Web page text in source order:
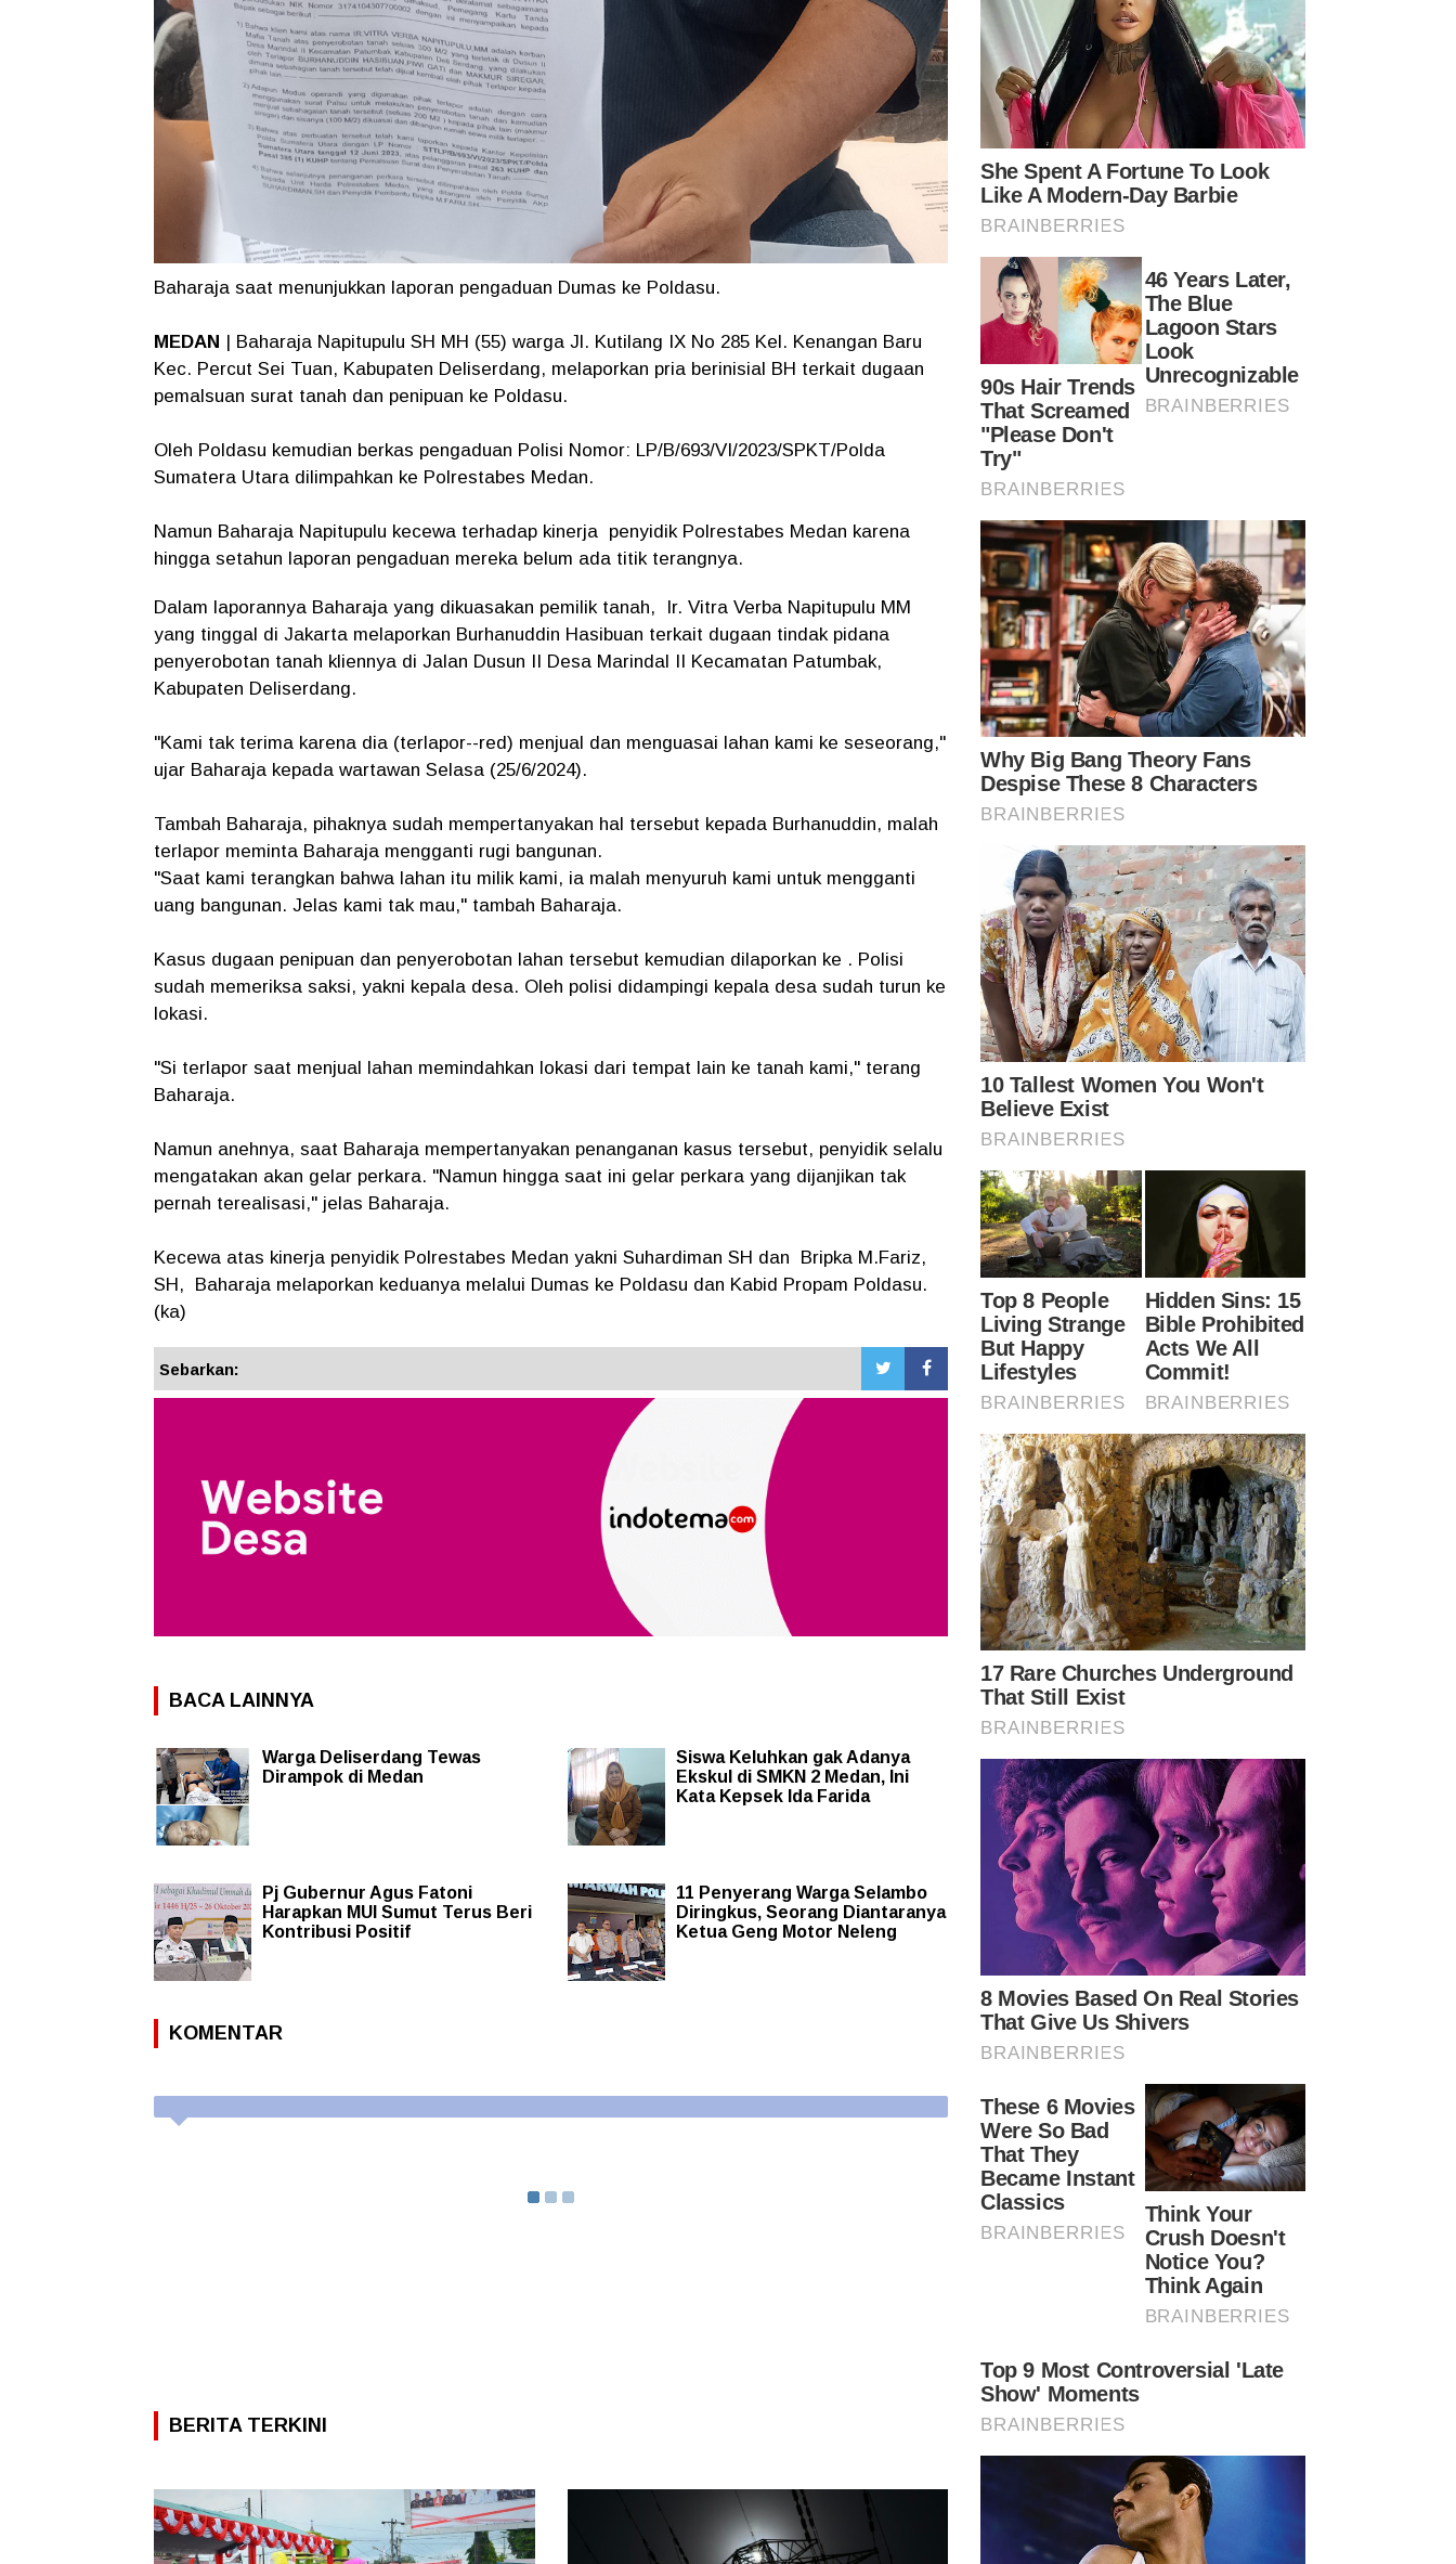
Baharaja saat menunjukkan laporan pengaduan Dumas ke Poldasu.
MEDAN
| Baharaja Napitupulu SH MH (55) warga Jl. Kutilang IX No 285 Kel. Kenangan Baru
Kec. Percut Sei Tuan, Kabupaten Deliserdang, melaporkan pria berinisial BH terkait dugaan
pemalsuan surat tanah dan penipuan ke Poldasu.
Oleh Poldasu kemudian berkas pengaduan Polisi Nomor: LP/B/693/VI/2023/SPKT/Polda
Sumatera Utara dilimpahkan ke Polrestabes Medan.
Namun Baharaja Napitupulu kecewa terhadap kinerja penyidik Polrestabes Medan karena
hingga setahun laporan pengaduan mereka belum ada titik terangnya.
Dalam laporannya Baharaja yang dikuasakan pemilik tanah, Ir. Vitra Verba Napitupulu MM
yang tinggal di Jakarta melaporkan Burhanuddin Hasibuan terkait dugaan tindak pidana
penyerobotan tanah kliennya di Jalan Dusun II Desa Marindal II Kecamatan Patumbak,
Kabupaten Deliserdang.
"Kami tak terima karena dia (terlapor--red) menjual dan menguasai lahan kami ke seseorang,"
ujar Baharaja kepada wartawan Selasa (25/6/2024).
Tambah Baharaja, pihaknya sudah mempertanyakan hal tersebut kepada Burhanuddin, malah
terlapor meminta Baharaja mengganti rugi bangunan.
"Saat kami terangkan bahwa lahan itu milik kami, ia malah menyuruh kami untuk mengganti
uang bangunan. Jelas kami tak mau," tambah Baharaja.
Kasus dugaan penipuan dan penyerobotan lahan tersebut kemudian dilaporkan ke . Polisi
sudah memeriksa saksi, yakni kepala desa. Oleh polisi didampingi kepala desa sudah turun ke
lokasi.
"Si terlapor saat menjual lahan memindahkan lokasi dari tempat lain ke tanah kami," terang
Baharaja.
Namun anehnya, saat Baharaja mempertanyakan penanganan kasus tersebut, penyidik selalu
mengatakan akan gelar perkara. "Namun hingga saat ini gelar perkara yang dijanjikan tak
pernah terealisasi," jelas Baharaja.
Kecewa atas kinerja penyidik Polrestabes Medan yakni Suhardiman SH dan Bripka M.Fariz,
SH, Baharaja melaporkan keduanya melalui Dumas ke Poldasu dan Kabid Propam Poldasu.
(ka)
Sebarkan:
BACA LAINNYA
Warga Deliserdang Tewas
Dirampok di Medan
Siswa Keluhkan gak Adanya
Ekskul di SMKN 2 Medan, Ini
Kata Kepsek Ida Farida
Pj Gubernur Agus Fatoni
Harapkan MUI Sumut Terus Beri
Kontribusi Positif
11 Penyerang Warga Selambo
Diringkus, Seorang Diantaranya
Ketua Geng Motor Neleng
KOMENTAR
BERITA TERKINI